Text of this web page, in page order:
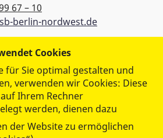
67 – 10
berlin-nordwest.de
Berlin-
Cookies
für Sie optimal gestalten und
verwenden wir Cookies: Diese
Ihrem Rechner
werden, dienen dazu
der Website zu ermöglichen